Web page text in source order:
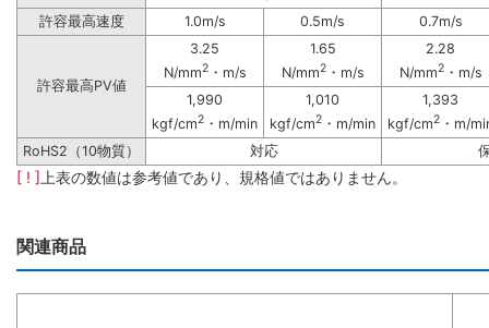
許容最高速度
1.0m/s 0.5m/s 0.7m/s
許容最高PV値
3.25
N/mm2・m/s
1.65
N/mm2・m/s
2.28
N/mm2・m/s
1,990
kgf/cm2 ・m/min
1,010
kgf/cm2 ・m/min
1,393
kgf/cm2 ・m/
RoHS2（10物質）
対応
[ ! ] 上表の数値は参考値であり、規格値ではありません。
関連商品